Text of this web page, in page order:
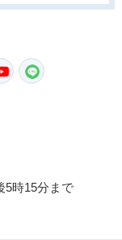
YouTube
5時15分まで